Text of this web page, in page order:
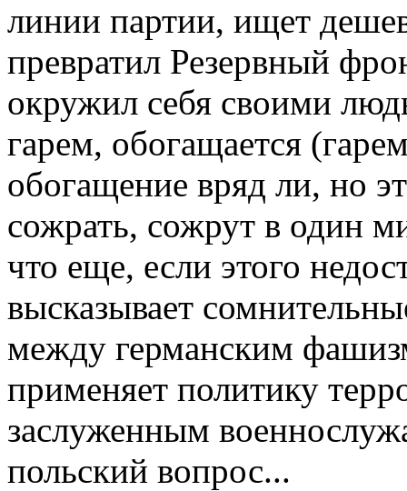
линии партии, ищет
превратил Резервный
окружил себя своими
гарем, обогащается
обогащение вряд ли, но
сожрать, сожрут в один
что еще, если этого
высказывает
между германским
применяет политику
заслуженным
польский вопрос...